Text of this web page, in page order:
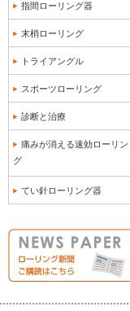
指間ローリング器
末梢ローリング
トライアングル
スポーツローリング
診断と治療
痛みが消える速効ローリン
グ
てい針ローリング器